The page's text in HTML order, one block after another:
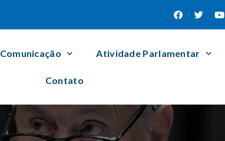
Comunicação Atividade Parlamentar
Contato